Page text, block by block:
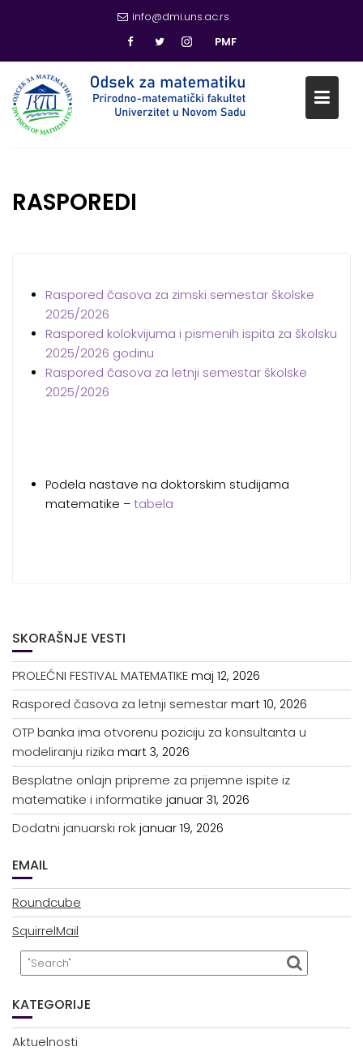
content
info@dmi.uns.ac.rs
PMF
RASPOREDI
Raspored časova za zimski semestar školske
2025/2026
Raspored kolokvijuma i pismenih ispita za školsku
2025/2026 godinu
Raspored časova za letnji semestar školske
2025/2026
Podela nastave na doktorskim studijama
matematike – tabela
SKORAŠNJE VESTI
PROLEĆNI FESTIVAL MATEMATIKE maj 12, 2026
Raspored časova za letnji semestar mart 10, 2026
OTP banka ima otvorenu poziciju za konsultanta u
modeliranju rizika mart 3, 2026
Besplatne onlajn pripreme za prijemne ispite iz
matematike i informatike januar 31, 2026
Dodatni januarski rok januar 19, 2026
EMAIL
Roundcube
SquirrelMail
KATEGORIJE
Aktuelnosti